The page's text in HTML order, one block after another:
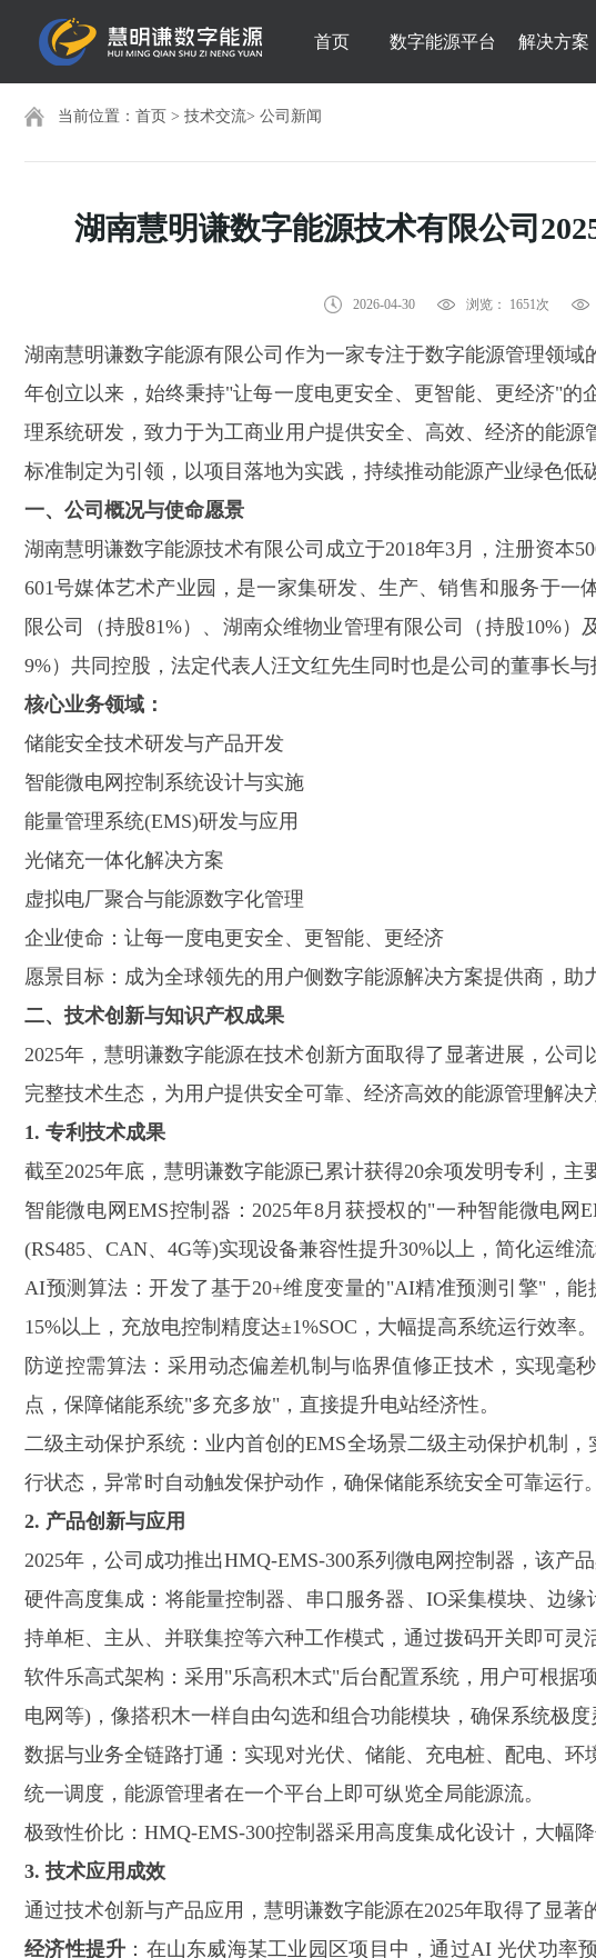
首页 数字能源平台 解决方案
当前位置： 首页 > 技术交流> 公司新闻
湖南慧明谦数字能源技术有限公司
2026-04-30 浏览： 1651次
湖南慧明谦数字能源有限公司作为一家专注于数字能源管理领
年创立以来，始终秉持"让每一度电更安全、更智能、更经济"
理系统研发，致力于为工商业用户提供安全、高效、经济的能
标准制定为引领，以项目落地为实践，持续推动能源产业绿色低
一、公司概况与使命愿景
湖南慧明谦数字能源技术有限公司成立于2018年3月，注册资本
601号媒体艺术产业园，是一家集研发、生产、销售和服务于
限公司（持股81%）、湖南众维物业管理有限公司（持股10%
9%）共同控股，法定代表人汪文红先生同时也是公司的董事长与
核心业务领域：
储能安全技术研发与产品开发
智能微电网控制系统设计与实施
能量管理系统(EMS)研发与应用
光储充一体化解决方案
虚拟电厂聚合与能源数字化管理
企业使命：让每一度电更安全、更智能、更经济
愿景目标：成为全球领先的用户侧数字能源解决方案提供商，助
二、技术创新与知识产权成果
2025年，慧明谦数字能源在技术创新方面取得了显著进展，公
完整技术生态，为用户提供安全可靠、经济高效的能源管理解决
1. 专利技术成果
截至2025年底，慧明谦数字能源已累计获得20余项发明专利，主
智能微电网EMS控制器：2025年8月获授权的"一种智能微电网
(RS485、CAN、4G等)实现设备兼容性提升30%以上，简化运维
AI预测算法：开发了基于20+维度变量的"AI精准预测引擎"，
15%以上，充放电控制精度达±1%SOC，大幅提高系统运行效率。
防逆控需算法：采用动态偏差机制与临界值修正技术，实现毫
点，保障储能系统"多充多放"，直接提升电站经济性。
二级主动保护系统：业内首创的EMS全场景二级主动保护机制
行状态，异常时自动触发保护动作，确保储能系统安全可靠运行。
2. 产品创新与应用
2025年，公司成功推出HMQ-EMS-300系列微电网控制器，该产
硬件高度集成：将能量控制器、串口服务器、 IO采集模块、边缘
持单柜、主从、并联集控等六种工作模式，通过拨码开关即可灵
软件乐高式架构：采用 "乐高积木式"后台配置系统，用户可根据
电网等)，像搭积木一样自由勾选和组合功能模块，确保系统极度
数据与业务全链路打通：实现对光伏、储能、充电桩、配电、环
统一调度，能源管理者在一个平台上即可纵览全局能源流。
极致性价比： HMQ-EMS-300控制器采用高度集成化设计，大幅
3. 技术应用成效
通过技术创新与产品应用，慧明谦数字能源在2025年取得了显著
经济性提升 ： 在山东威海某工业园区项目中，通过AI 光伏功率